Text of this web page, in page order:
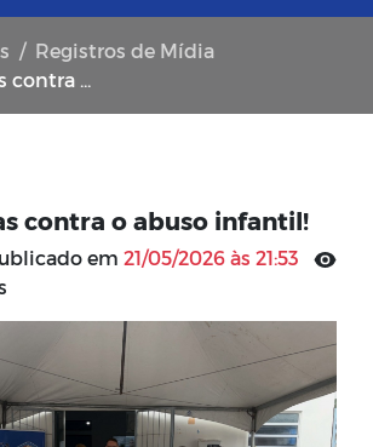
Registros de Mídia
infantil!
contra o abuso infantil!
em 21/05/2026 às 21:53